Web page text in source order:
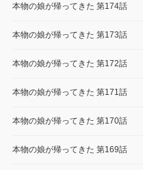
本物の娘が帰ってきた 第174話
本物の娘が帰ってきた 第173話
本物の娘が帰ってきた 第172話
本物の娘が帰ってきた 第171話
本物の娘が帰ってきた 第170話
本物の娘が帰ってきた 第169話